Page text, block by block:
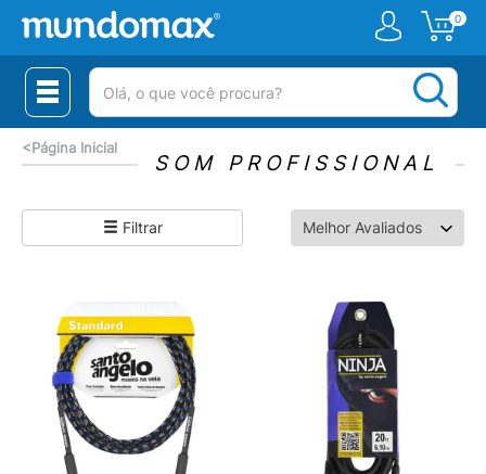
0
(pesquisar)
< Página Inicial
SOM PROFISSIONAL
Filtrar